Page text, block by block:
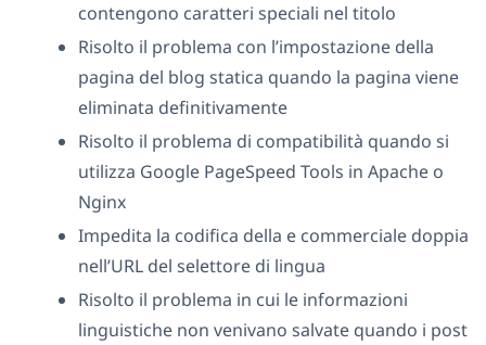
contengono caratteri speciali nel titolo
Risolto il problema con l’impostazione della
pagina del blog statica quando la pagina viene
eliminata definitivamente
Risolto il problema di compatibilità quando si
utilizza Google PageSpeed Tools in Apache o
Nginx
Impedita la codifica della e commerciale doppia
nell’URL del selettore di lingua
Risolto il problema in cui le informazioni
linguistiche non venivano salvate quando i post